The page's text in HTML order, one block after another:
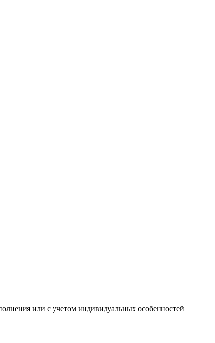
или с учетом индивидуальных особенностей